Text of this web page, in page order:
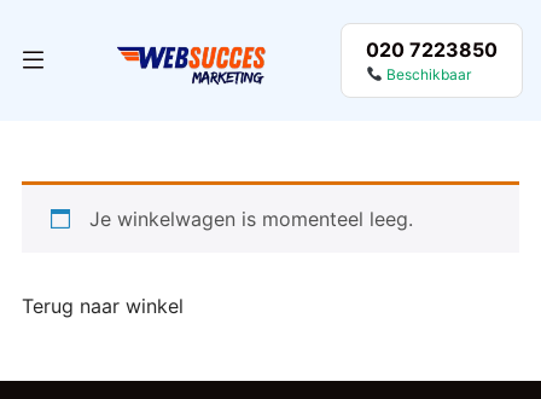
020 7223850
Beschikbaar
Je winkelwagen is momenteel leeg.
Terug naar winkel